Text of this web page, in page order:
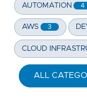
AUTOMATION 4
AWS 3
CLOUD
ALL